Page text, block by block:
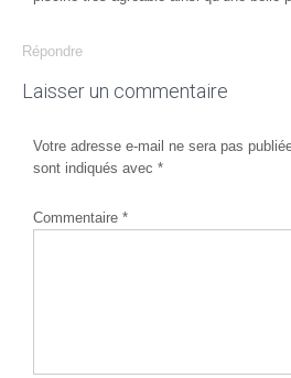
Répondre
Laisser un commentaire
Votre adresse e-mail ne sera pas
sont indiqués avec *
Commentaire *